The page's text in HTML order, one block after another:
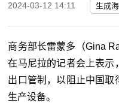
2024-03-12 14:11 生成
商务部长雷蒙多（Gina
在马尼拉的记者会上表示
出口管制，以阻止中国取
生产设备。